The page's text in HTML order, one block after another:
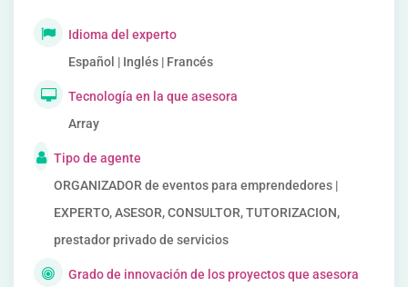
Idioma del experto
Español | Inglés | Francés
Tecnología en la que asesora
Array
Tipo de agente
ORGANIZADOR de eventos para emprendedores |
EXPERTO, ASESOR, CONSULTOR, TUTORIZACION,
prestador privado de servicios
Grado de innovación de los proyectos que asesora